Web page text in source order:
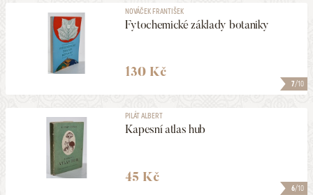
7/10
NOVÁČEK FRANTIŠEK
Fytochemické základy botaniky
130 Kč
6/10
PILÁT ALBERT
Kapesní atlas hub
45 Kč